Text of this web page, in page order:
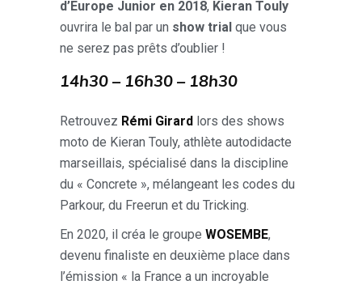
d’Europe Junior en 2018, Kieran Touly
ouvrira le bal par un show trial que vous
ne serez pas prêts d’oublier !
14h30 – 16h30 – 18h30
Retrouvez Rémi Girard lors des shows
moto de Kieran Touly, athlète autodidacte
marseillais, spécialisé dans la discipline
du « Concrete », mélangeant les codes du
Parkour, du Freerun et du Tricking.
En 2020, il créa le groupe WOSEMBE,
devenu finaliste en deuxième place dans
l’émission « la France a un incroyable